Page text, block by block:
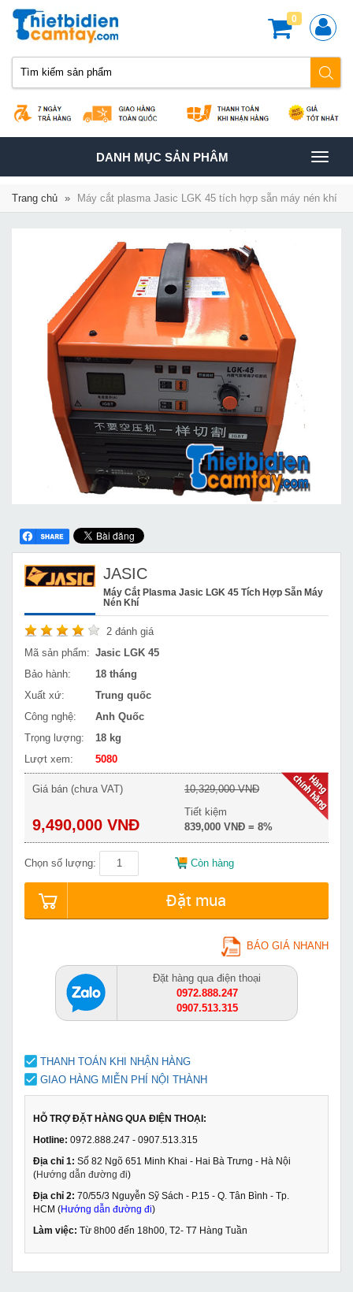
0
TOGGLE
NAVIGATION
DANH MỤC SẢN PHÂM
Trang chủ » Máy cắt plasma Jasic LGK 45 tích hợp sẵn máy nén khí
JASIC
Máy Cắt Plasma Jasic LGK 45 Tích Hợp Sẵn Máy
Nén Khí
2 đánh giá
Mã sản phẩm: Jasic LGK 45
Bảo hành:
18 tháng
Xuất xứ:
Trung quốc
Công nghệ:
Anh Quốc
Trọng lượng:
18 kg
Lượt xem:
5080
Giá bán (chưa VAT)
9,490,000 VNĐ
10,329,000 VNĐ
Tiết kiệm
839,000 VNĐ = 8%
Chọn số lượng: Còn hàng
Đặt mua
BÁO GIÁ NHANH
Đặt hàng qua điện thoại
0972.888.247
0907.513.315
THANH TOÁN KHI NHẬN HÀNG
GIAO HÀNG MIỄN PHÍ NỘI THÀNH
HỖ TRỢ ĐẶT HÀNG QUA ĐIỆN THOẠI:
Hotline: 0972.888.247 - 0907.513.315
Địa chỉ 1: Số 82 Ngõ 651 Minh Khai - Hai Bà Trưng - Hà Nội
(Hướng dẫn đường đi)
Địa chỉ 2: 70/55/3 Nguyễn Sỹ Sách - P.15 - Q. Tân Bình - Tp.
HCM (Hướng dẫn đường đi)
Làm việc: Từ 8h00 đến 18h00, T2- T7 Hàng Tuần